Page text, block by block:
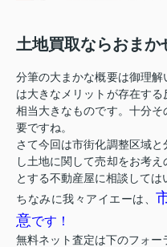
土地買取ならおまか
分筆の大まかな概要は御理
は大きなメリットが存在す
相当大きなものです。十分
要ですね。
さて今回は市街化調整区域
し土地に関して売却をお考
とする不動産屋に相談しては
ちなみに我々アイエーは、
意です！
無料ネット査定は下のフォー